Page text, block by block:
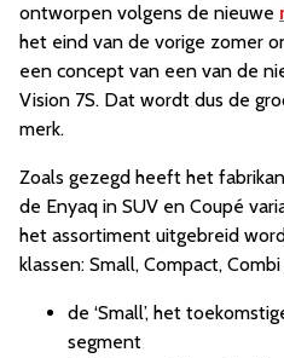
ontworpen volgens de nieuwe
het eind van de vorige zomer
een concept van een van de
Vision 7S. Dat wordt dus de
merk.
Zoals gezegd heeft het
de Enyaq in SUV en Coupé
het assortiment uitgebreid
klassen: Small, Compact,
de ‘Small’, het
segment